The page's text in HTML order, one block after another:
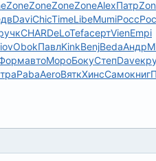
ZoneZoneZoneZoneAlexПатр
DaviChicTimeLibeMumiРосс
CHARDeLoTefaсертVienEmpi
ObokПавлKinkBenjBedaАндр
автоМороБокуСтепDave
PabaAeroВяткХинсСамокниг